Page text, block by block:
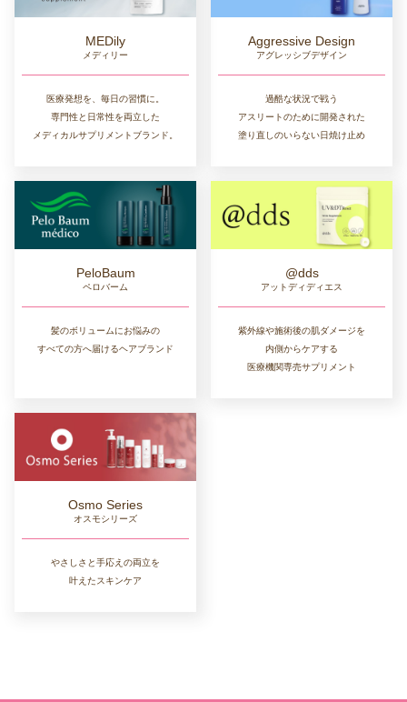
MEDily
メディリー
医療発想を、毎日の習慣に。
専門性と日常性を両立した
メディカルサプリメントブランド。
Aggressive Design
アグレッシブデザイン
過酷な状況で戦う
アスリートのために開発された
塗り直しのいらない日焼け止め
PeloBaum
ペロバーム
髪のボリュームにお悩みの
すべての方へ届けるヘアブランド
@dds
アットディディエス
紫外線や施術後の肌ダメージを
内側からケアする
医療機関専売サプリメント
Osmo Series
オスモシリーズ
やさしさと手応えの両立を
叶えたスキンケア